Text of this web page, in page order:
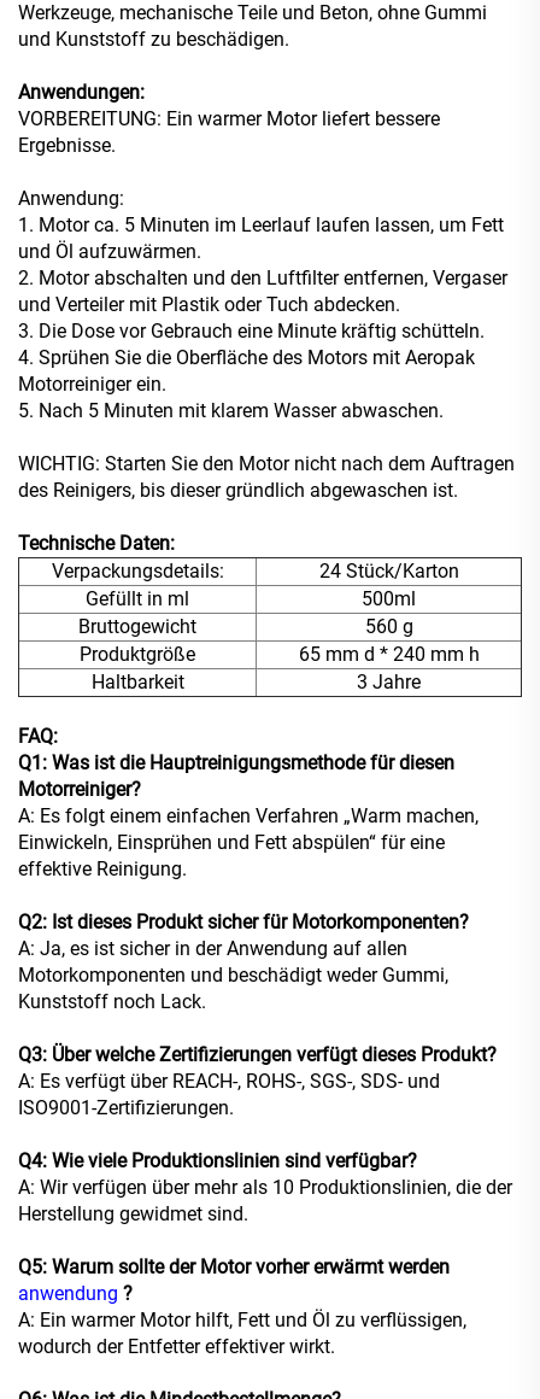
Werkzeuge, mechanische Teile und Beton, ohne Gummi
und Kunststoff zu beschädigen.
Anwendungen:
VORBEREITUNG: Ein warmer Motor liefert bessere
Ergebnisse.
Anwendung:
1. Motor ca. 5 Minuten im Leerlauf laufen lassen, um Fett
und Öl aufzuwärmen.
2. Motor abschalten und den Luftfilter entfernen, Vergaser
und Verteiler mit Plastik oder Tuch abdecken.
3. Die Dose vor Gebrauch eine Minute kräftig schütteln.
4. Sprühen Sie die Oberfläche des Motors mit Aeropak
Motorreiniger ein.
5. Nach 5 Minuten mit klarem Wasser abwaschen.
WICHTIG: Starten Sie den Motor nicht nach dem Auftragen
des Reinigers, bis dieser gründlich abgewaschen ist.
Technische Daten:
Verpackungsdetails:
24 Stück/Karton
Gefüllt in ml
500ml
Bruttogewicht
560 g
Produktgröße
65 mm d * 240 mm h
Haltbarkeit
3 Jahre
FAQ:
Q1: Was ist die Hauptreinigungsmethode für diesen
Motorreiniger?
A: Es folgt einem einfachen Verfahren „Warm machen,
Einwickeln, Einsprühen und Fett abspülen“ für eine
effektive Reinigung.
Q2: Ist dieses Produkt sicher für Motorkomponenten?
A: Ja, es ist sicher in der Anwendung auf allen
Motorkomponenten und beschädigt weder Gummi,
Kunststoff noch Lack.
Q3: Über welche Zertifizierungen verfügt dieses Produkt?
A: Es verfügt über REACH-, ROHS-, SGS-, SDS- und
ISO9001-Zertifizierungen.
Q4: Wie viele Produktionslinien sind verfügbar?
A: Wir verfügen über mehr als 10 Produktionslinien, die der
Herstellung gewidmet sind.
Q5: Warum sollte der Motor vorher erwärmt werden
anwendung ?
A: Ein warmer Motor hilft, Fett und Öl zu verflüssigen,
wodurch der Entfetter effektiver wirkt.